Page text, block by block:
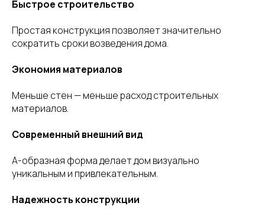
Быстрое строительство
Простая конструкция позволяет значительно
сократить сроки возведения дома.
Экономия материалов
Меньше стен — меньше расход строительных
материалов.
Современный внешний вид
А-образная форма делает дом визуально
уникальным и привлекательным.
Надежность конструкции